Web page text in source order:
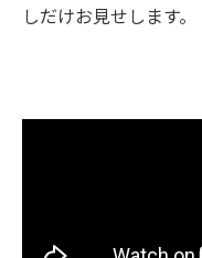
しだけお見せします。